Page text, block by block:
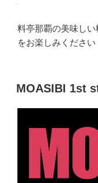
料亭那覇の美味し
をお楽しみください
MOASIBI 1st